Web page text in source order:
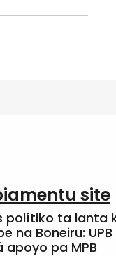
site
polítiko ta lanta
na Boneiru:
apoyo pa MPB